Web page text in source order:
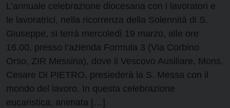
L’annuale celebrazione diocesana con i lavoratori e
le lavoratrici, nella ricorrenza della Solennità di S.
Giuseppe, si terrà mercoledì 19 marzo, alle ore
16.00, presso l’azienda Formula 3 (Via Corbino
Orso, ZIR Messina), dove il Vescovo Ausiliare, Mons.
Cesare DI PIETRO, presiederà la S. Messa con il
mondo del lavoro. In questa celebrazione
eucaristica, animata […]